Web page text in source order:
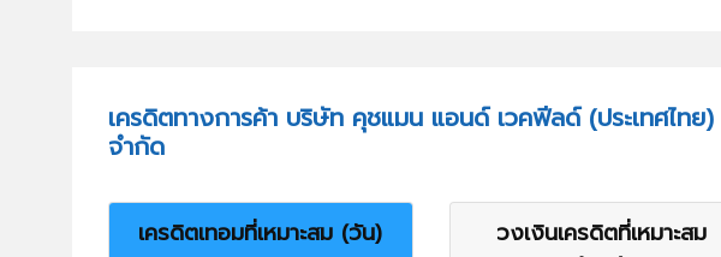
เครดิตทางการค้า บริษัท คุชแมน แอนด์ เวคฟีลด์ (ประเทศไทย)
จำกัด
เครดิตเทอมที่เหมาะสม (วัน)
วงเงินเครดิตที่เหมาะสม